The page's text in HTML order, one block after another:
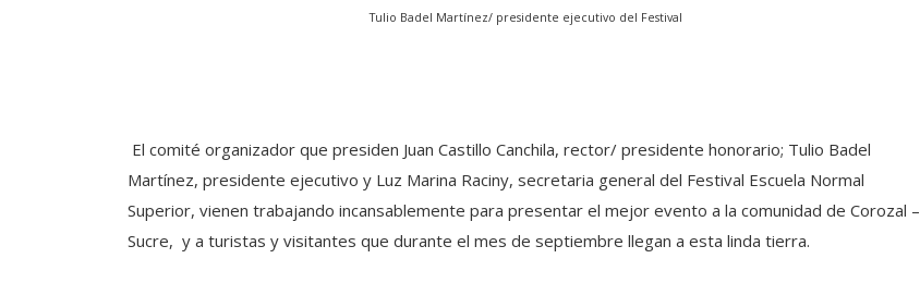
Tulio Badel Martínez/ presidente ejecutivo del Festival
El comité organizador que presiden Juan Castillo Canchila, rector/ presidente honorario; Tulio Badel
Martínez, presidente ejecutivo y Luz Marina Raciny, secretaria general del Festival Escuela Normal
Superior, vienen trabajando incansablemente para presentar el mejor evento a la comunidad de Corozal –
Sucre, y a turistas y visitantes que durante el mes de septiembre llegan a esta linda tierra.